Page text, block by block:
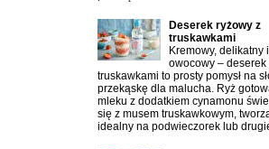
Deserek ryżowy z
truskawkami
Kremowy, delikatny
owocowy – deserek
truskawkami to prosty pomysł na
przekąskę dla malucha. Ryż
mleku z dodatkiem cynamonu
się z musem truskawkowym,
idealny na podwieczorek lub